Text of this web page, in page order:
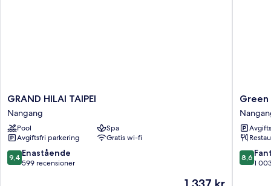
GRAND
HILAI
TAIPEI
Nangang
GRAND HILAI TAIPEI
Nangang
Pool
Spa
Avgiftsfri parkering
Gratis wi-fi
9.4
av
9,4 Enastående
599 recensioner
Priset
Green
World
Hotel
Green
8.6
av
8,6
1